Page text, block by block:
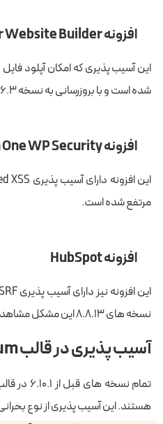
افزونه Elementor Website Builder
شده است و با بروزرسانی به نسخه ۳.۶.۳ این مشکل برطرف شده است.
افزونه All In One WP Security
مرتفع شده است.
افزونه HubSpot
نسخه های ۸.۸.۱۳ این مشکل مشاهده شده است که با بروزرسانی به نسخه ۸.۸.۱۵ این مورد برطرف شده است.
آسیب پذیری در قالب Jupiter premium
هستند. این آسیب پذیری از نوع بحرانی است و با